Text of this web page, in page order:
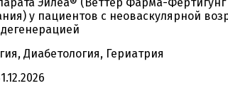
у пациентов с неоваскулярной
Диабетология, Гериатрия